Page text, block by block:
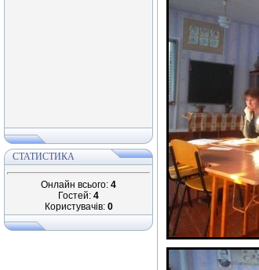
СТАТИСТИКА
Онлайн всього: 4
Гостей: 4
Користувачів: 0